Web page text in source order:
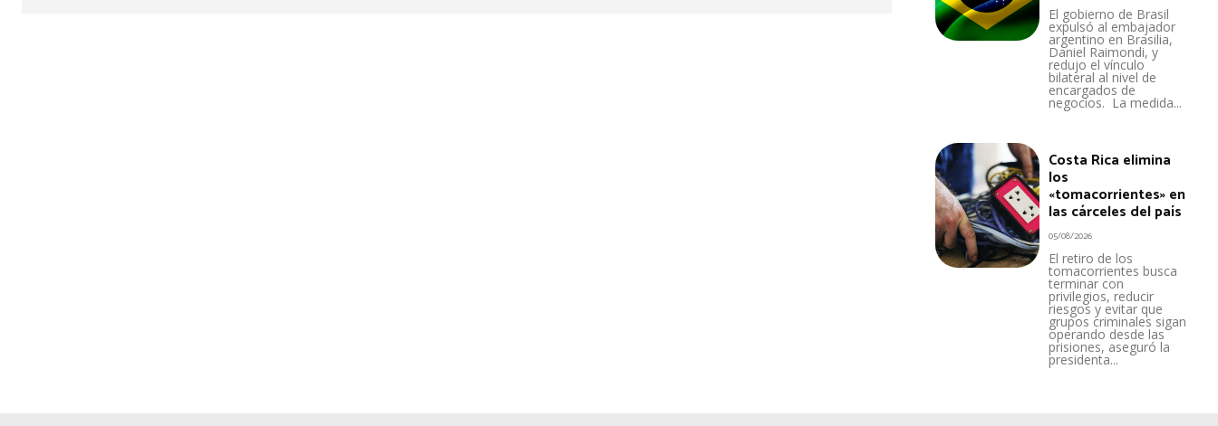
El gobierno de Brasil
expulsó al embajador
argentino en Brasilia,
Daniel Raimondi, y
redujo el vínculo
bilateral al nivel de
encargados de
negocios. La medida...
Costa Rica elimina
los
«tomacorrientes» en
las cárceles del país
05/08/2026
El retiro de los
tomacorrientes busca
terminar con
privilegios, reducir
riesgos y evitar que
grupos criminales sigan
operando desde las
prisiones, aseguró la
presidenta...